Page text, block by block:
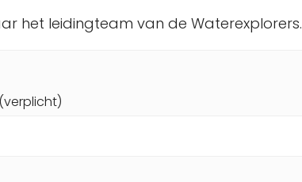
het leidingteam van de Waterexplorers.